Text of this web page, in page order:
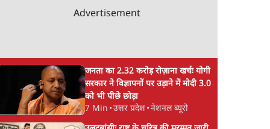
Advertisement
जनता का 2.32 करोड़ रोज़ाना खर्चः योगी
सरकार ने विज्ञापनों पर उड़ाने में मोदी 3.0
को भी पीछे छोड़ा
7 Min •उत्तर प्रदेश•नेशनल ब्यूरो